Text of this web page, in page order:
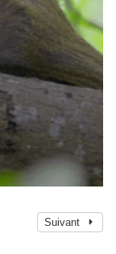
Suivant